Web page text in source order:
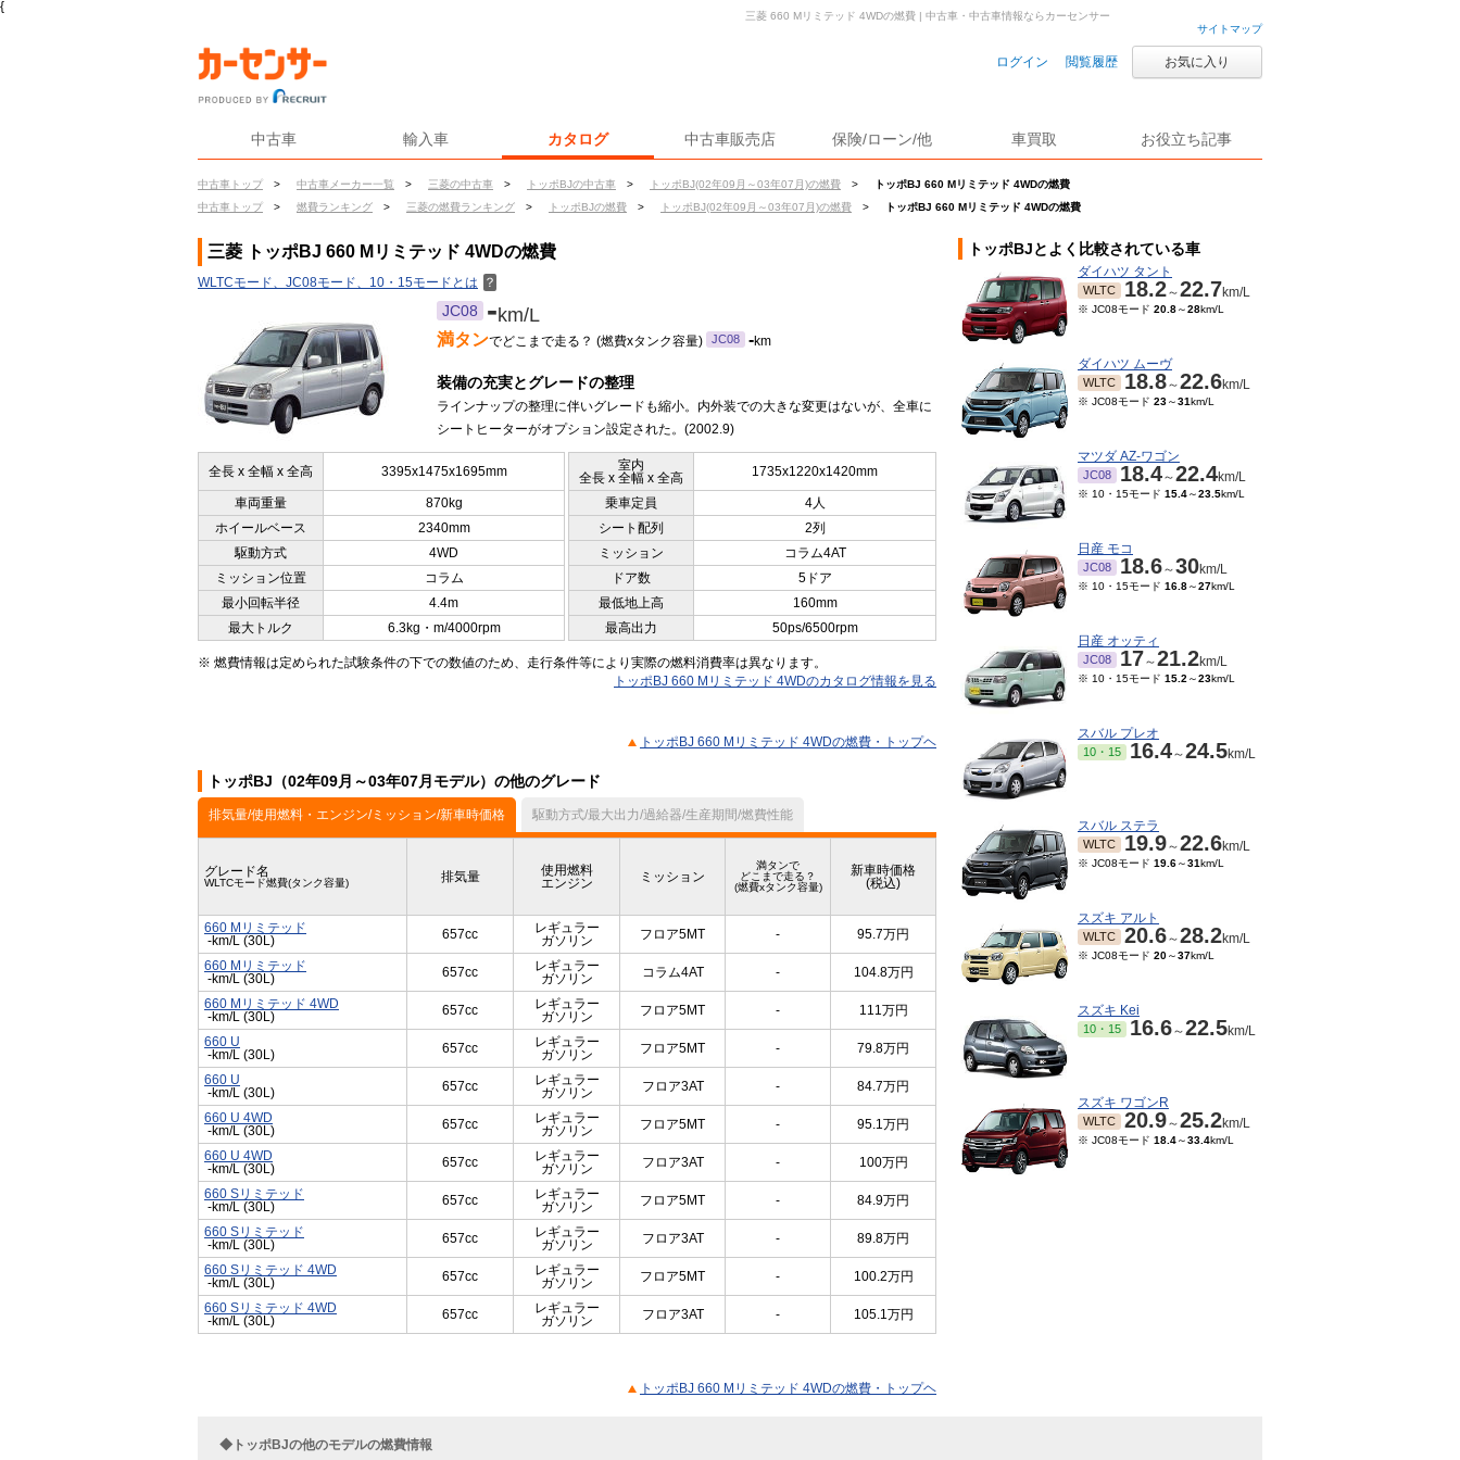
{
サイトマップ
ログイン 閲覧履歴 お気に入り
中古車 輸入車 カタログ 中古車販売店 保険/ローン/他 車買取 お役立ち記事
中古車トップ > 中古車メーカー一覧 > 三菱の中古車 > トッポBJの中古車 > トッポBJ(02年09月～03年07月)の燃費 >
トッポBJ 660 Mリミテッド 4WDの燃費
中古車トップ
> 燃費ランキング > 三菱の燃費ランキング > トッポBJの燃費 > トッポBJ(02年09月～03年07月)の燃費 > トッポBJ 660 Mリミテッド 4WDの燃費
三菱 660 Mリミテッド 4WDの燃費 | 中古車・中古車情報ならカーセンサー
三菱 トッポBJ 660 Mリミテッド 4WDの燃費
WLTCモード、JC08モード、10・15モードとは ？
JC08 -km/L
満タンでどこまで走る？ (燃費xタンク容量) JC08 -km
装備の充実とグレードの整理
ラインナップの整理に伴いグレードも縮小。内外装での大きな変更はないが、全車に
シートヒーターがオプション設定された。(2002.9)
全長 x 全幅 x 全高 3395x1475x1695mm
室内
全長 x 全幅 x 全高
1735x1220x1420mm
車両重量 870kg 乗車定員
4人
ホイールベース
2340mm シート配列
2列
駆動方式
4WD ミッション
コラム4AT
ミッション位置
コラム ドア数
5ドア
最小回転半径
4.4m 最低地上高
160mm
最大トルク
6.3kg・m/4000rpm 最高出力 50ps/6500rpm
※ 燃費情報は定められた試験条件の下での数値のため、走行条件等により実際の燃料消費率は異なります。
トッポBJ 660 Mリミテッド 4WDのカタログ情報を見る
トッポBJ 660 Mリミテッド 4WDの燃費・トップヘ
トッポBJ（02年09月～03年07月モデル）の他のグレード
排気量/使用燃料・エンジン/ミッション/新車時価格 駆動方式/最大出力/過給器/生産期間/燃費性能
グレード名
WLTCモード燃費(タンク容量) 排気量
使用燃料
エンジン
ミッション
満タンで
どこまで走る？
(燃費xタンク容量)
新車時価格
(税込)
660 Mリミテッド
-km/L (30L)
657cc
レギュラー
ガソリン
フロア5MT - 95.7万円
660 Mリミテッド
-km/L (30L)
657cc
レギュラー
ガソリン
コラム4AT - 104.8万円
660 Mリミテッド 4WD
-km/L (30L)
657cc
レギュラー
ガソリン
フロア5MT - 111万円
660 U
-km/L (30L)
657cc
レギュラー
ガソリン
フロア5MT - 79.8万円
660 U
-km/L (30L)
657cc
レギュラー
ガソリン
フロア3AT - 84.7万円
660 U 4WD
-km/L (30L)
657cc
レギュラー
ガソリン
フロア5MT - 95.1万円
660 U 4WD
-km/L (30L)
657cc
レギュラー
ガソリン
フロア3AT - 100万円
660 Sリミテッド
-km/L (30L)
657cc
レギュラー
ガソリン
フロア5MT - 84.9万円
660 Sリミテッド
-km/L (30L)
657cc
レギュラー
ガソリン
フロア3AT - 89.8万円
660 Sリミテッド 4WD
-km/L (30L)
657cc
レギュラー
ガソリン
フロア5MT - 100.2万円
660 Sリミテッド 4WD
-km/L (30L)
657cc
レギュラー
ガソリン
フロア3AT - 105.1万円
トッポBJ 660 Mリミテッド 4WDの燃費・トップヘ
トッポBJとよく比較されている車
ダイハツ タント
WLTC 18.2～22.7km/L
※ JC08モード 20.8～28km/L
ダイハツ ムーヴ
WLTC 18.8～22.6km/L
※ JC08モード 23～31km/L
マツダ AZ-ワゴン
JC08 18.4～22.4km/L
※ 10・15モード 15.4～23.5km/L
日産 モコ
JC08 18.6～30km/L
※ 10・15モード 16.8～27km/L
日産 オッティ
JC08 17～21.2km/L
※ 10・15モード 15.2 ～23km/L
スバル プレオ
10・15 16.4～24.5km/L
スバル ステラ
WLTC 19.9～22.6km/L
※ JC08モード 19.6～31km/L
スズキ アルト
WLTC 20.6～28.2km/L
※ JC08モード 20～37km/L
スズキ Kei
10・15 16.6～22.5km/L
スズキ ワゴンR
WLTC 20.9～25.2km/L
※ JC08モード 18.4～33.4km/L
◆トッポBJの他のモデルの燃費情報